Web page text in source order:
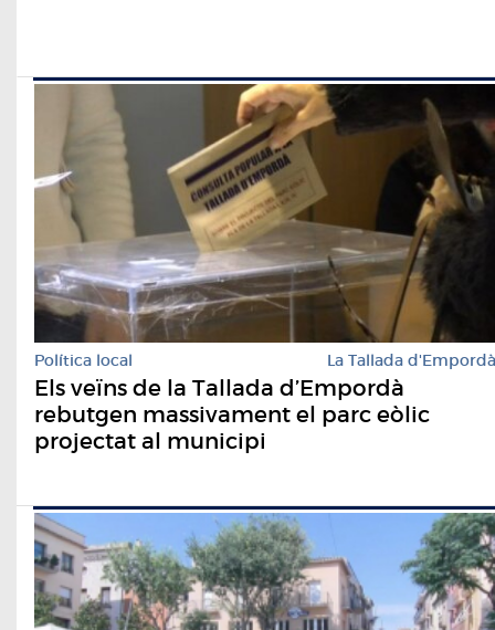
Política local La Tallada d'Empordà
Els veïns de la Tallada d’Empordà
rebutgen massivament el parc eòlic
projectat al municipi